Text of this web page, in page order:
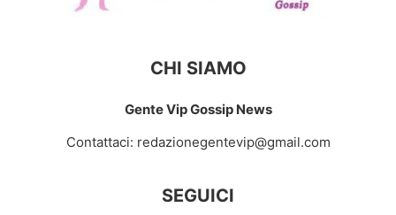
CHI SIAMO
Gente Vip Gossip News
Contattaci: redazionegentevip@gmail.com
SEGUICI